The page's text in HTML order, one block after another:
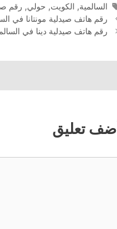
الوسوم
السالمية, الكويت, حولي, رقم
رقم هاتف صيدلية مونتانا في
رقم هاتف صيدلية دينا في
أضف تعليق